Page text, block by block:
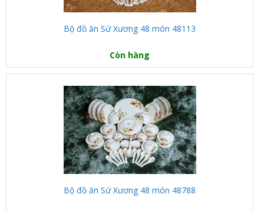
Bộ đồ ăn Sứ Xương 48 món 48113
Còn hàng
Bộ đồ ăn Sứ Xương 48 món 48788